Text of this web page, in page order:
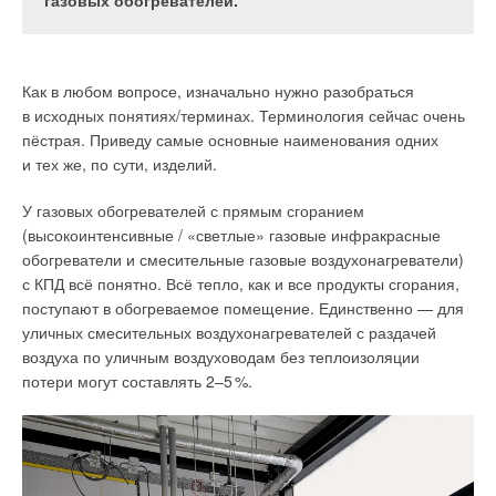
Как в любом вопросе, изначально нужно разобраться
в исходных понятиях/терминах. Терминология сейчас очень
пёстрая. Приведу самые основные наименования одних
и тех же, по сути, изделий.
У газовых обогревателей с прямым сгоранием
(высокоинтенсивные / «светлые» газовые инфракрасные
обогреватели и смесительные газовые воздухонагреватели)
с КПД всё понятно. Всё тепло, как и все продукты сгорания,
поступают в обогреваемое помещение. Единственно — для
уличных смесительных воздухонагревателей с раздачей
воздуха по уличным воздуховодам без теплоизоляции
потери могут составлять 2–5%.
радиаторов отопления начала доработку действующих
стандартов на требования к отопительным приборам
и методам их испытаний, большинство участников рынка
не проявляли должного внимания к данному проекту, так как
обязательной сертификации летом 2018 года ситуация
кардинально изменилась: сегодня все понимают — всё то,
что написано в этих стандартах, — это строгий закон, по
которому живёт отрасль, а исполнение их требований
обязательно для всех без исключения.
Открытие окон летом приводит к тому, что мы дышим
загрязнённым и пыльным воздухом, шум улиц заполняет
усовершенствований и практического
использования вентиляции WOLF (г. Майнбург,
Бавария) в лечебно-профилактических
учреждениях (ЛПУ) позволяют компании
воздушной среды.